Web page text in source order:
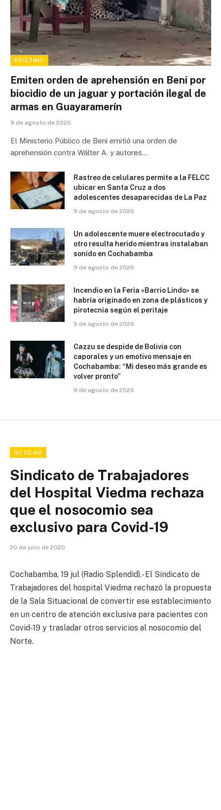
ESÚLTIMO
Emiten orden de aprehensión en Beni por
biocidio de un jaguar y portación ilegal de
armas en Guayaramerín
9 de agosto de 2026
El Ministerio Público de Beni emitió una orden de
aprehensión contra Wálter A. y autores…
Rastreo de celulares permite a la FELCC
ubicar en Santa Cruz a dos
adolescentes desaparecidas de La Paz
9 de agosto de 2026
Un adolescente muere electrocutado y
otro resulta herido mientras instalaban
sonido en Cochabamba
9 de agosto de 2026
Incendio en la Feria «Barrio Lindo» se
habría originado en zona de plásticos y
pirotecnia según el peritaje
9 de agosto de 2026
Cazzu se despide de Bolivia con
caporales y un emotivo mensaje en
Cochabamba: “Mi deseo más grande es
volver pronto”
9 de agosto de 2026
NOTICIAS
Sindicato de Trabajadores
del Hospital Viedma rechaza
que el nosocomio sea
exclusivo para Covid-19
20 de julio de 2020
Cochabamba, 19 jul (Radio Splendid).- El Sindicato de
Trabajadores del hospital Viedma rechazó la propuesta
de la Sala Situacional de convertir ese establecimiento
en un centro de atención exclusiva para pacientes con
Covid-19 y trasladar otros servicios al nosocomio del
Norte.